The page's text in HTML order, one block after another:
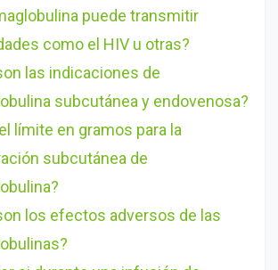
puede transmitir
como el HIV u otras?
las indicaciones de
subcutánea y endovenosa?
límite en gramos para la
subcutánea de
los efectos adversos de las